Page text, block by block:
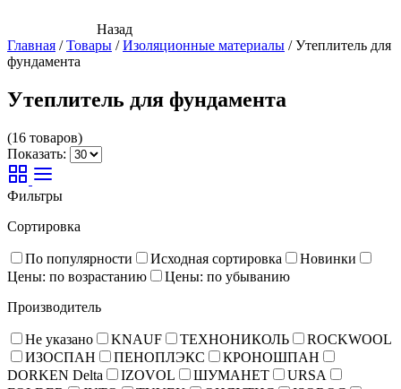
Назад
Главная /Товары /Изоляционные материалы /Утеплитель для
фундамента
Утеплитель для фундамента
(16 товаров)
Показать:
Фильтры
Сортировка
По популярности Исходная сортировка
Новинки
Цены: по возрастанию
Цены: по убыванию
Производитель
Не указано KNAUF ТЕХНОНИКОЛЬ
ROCKWOOL
ИЗОСПАН
ПЕНОПЛЭКС
КРОНОШПАН
DORKEN Delta
IZOVOL ШУМАНЕТ
URSA